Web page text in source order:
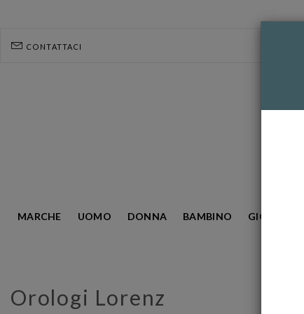
CONTATTACI
MARCHE UOMO DONNA BAMBINO GIOIELLERIA
HOMEPAGE
LORENZ
Orologi Lorenz